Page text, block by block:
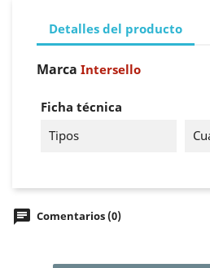
Detalles del producto
Marca Intersello
Ficha técnica
Tipos
chat Comentarios (0)